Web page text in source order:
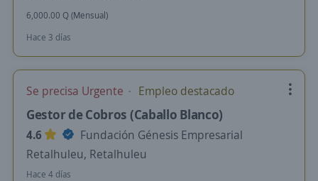
6,000.00 Q (Mensual)
Hace 3 días
Se precisa Urgente Empleo destacado
Gestor de Cobros (Caballo Blanco)
4.6
Fundación Génesis Empresarial
Retalhuleu, Retalhuleu
Hace 4 días